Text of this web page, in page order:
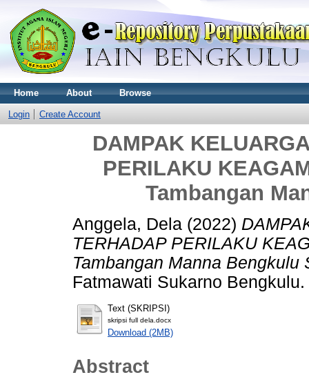
Home About Browse
Login Create Account
DAMPAK
PERILAKU
Tambangan
Anggela, Dela (2022)
TERHADAP PERILAKU
Tambangan Manna Bengkulu
Fatmawati Sukarno Bengkulu.
Text (SKRIPSI)
skripsi full dela.docx
Download (2MB)
Abstract